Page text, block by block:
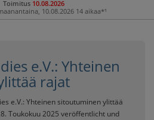
Toimitus 10.08.2026
10.08.2026 14 aikaa*¹
e.V.: Yhteinen
rajat
e.V.: Yhteinen sitoutuminen ylittää
Toukokuu 2025 veröffentlicht und